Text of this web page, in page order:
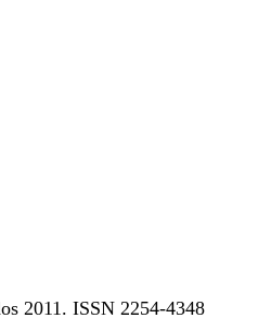
2011. ISSN 2254-4348